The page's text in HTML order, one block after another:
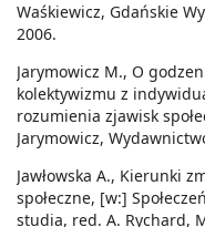
Waśkiewicz, Gdańskie
2006.
Jarymowicz M., O
kolektywizmu z
rozumienia zjawisk
Jarymowicz,
Jawłowska A., Kierunki
społeczne, [w:]
studia, red. A. Rychard,